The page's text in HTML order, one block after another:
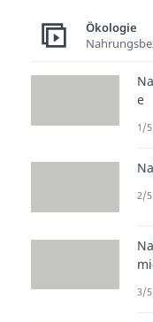
Ökologie
e
1/
2/
3/